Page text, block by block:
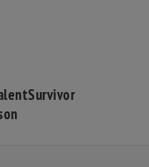
Survivor